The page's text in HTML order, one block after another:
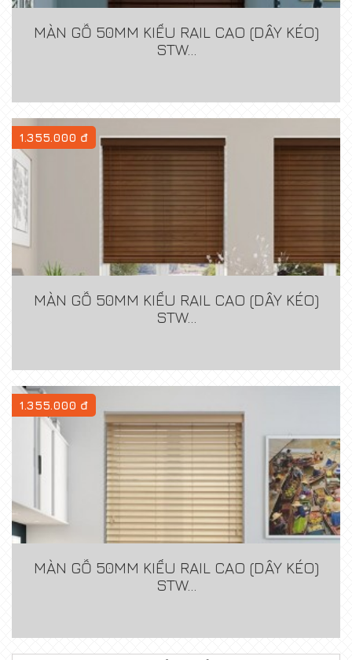
MÀN GỖ 50MM KIỂU RAIL CAO (DÂY KÉO)
STW...
1.355.000 đ
MÀN GỖ 50MM KIỂU RAIL CAO (DÂY KÉO)
STW...
1.355.000 đ
MÀN GỖ 50MM KIỂU RAIL CAO (DÂY KÉO)
STW...